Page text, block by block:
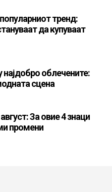
тренд:
да купуваат
облечените:
сцена
За овие 4 знаци
промени